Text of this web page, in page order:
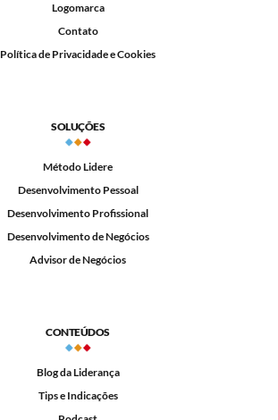
Logomarca
Contato
Política de Privacidade e Cookies
SOLUÇÕES
Método Lidere
Desenvolvimento Pessoal
Desenvolvimento Profissional
Desenvolvimento de Negócios
Advisor de Negócios
CONTEÚDOS
Blog da Liderança
Tips e Indicações